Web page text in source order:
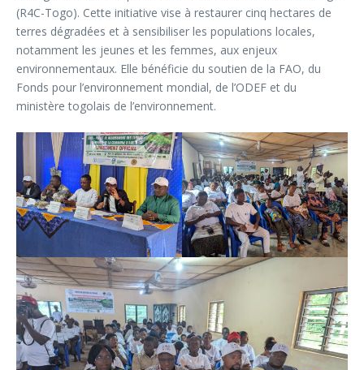
(R4C-Togo). Cette initiative vise à restaurer cinq hectares de
terres dégradées et à sensibiliser les populations locales,
notamment les jeunes et les femmes, aux enjeux
environnementaux. Elle bénéficie du soutien de la FAO, du
Fonds pour l’environnement mondial, de l’ODEF et du
ministère togolais de l’environnement.